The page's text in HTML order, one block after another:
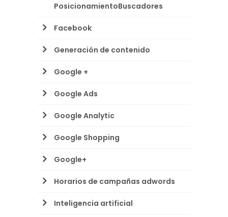
PosicionamientoBuscadores
Facebook
Generación de contenido
Google +
Google Ads
Google Analytic
Google Shopping
Google+
Horarios de campañas adwords
Inteligencia artificial